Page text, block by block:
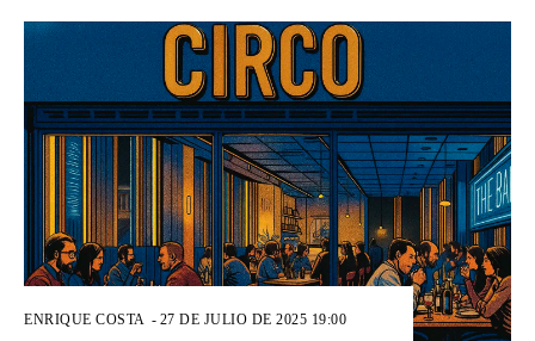
ENRIQUE COSTA - 27 DE JULIO DE 2025 19:00